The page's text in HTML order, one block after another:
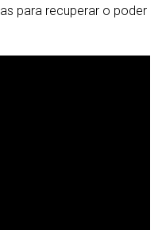
para recuperar o poder